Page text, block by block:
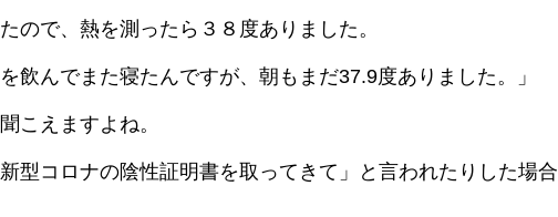
ので、熱を測ったら３８度ありました。
飲んでまた寝たんですが、朝もまだ37.9度ありました。」
こえますよね。
型コロナの陰性証明書を取ってきて」と言われたりした場合